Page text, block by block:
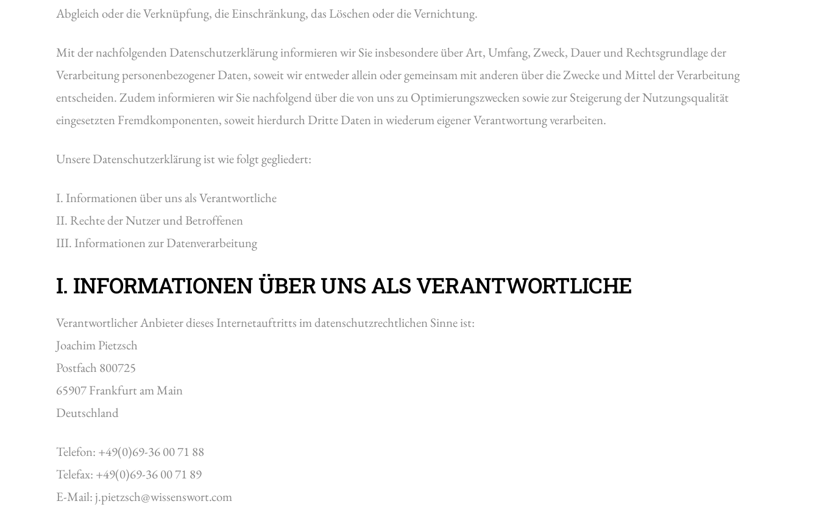
Abgleich oder die Verknüpfung, die Einschränkung, das Löschen oder die Vernichtung.
Mit der nachfolgenden Datenschutzerklärung informieren wir Sie insbesondere über Art, Umfang, Zweck, Dauer und Rechtsgrundlage der
Verarbeitung personenbezogener Daten, soweit wir entweder allein oder gemeinsam mit anderen über die Zwecke und Mittel der Verarbeitung
entscheiden. Zudem informieren wir Sie nachfolgend über die von uns zu Optimierungszwecken sowie zur Steigerung der Nutzungsqualität
eingesetzten Fremdkomponenten, soweit hierdurch Dritte Daten in wiederum eigener Verantwortung verarbeiten.
Unsere Datenschutzerklärung ist wie folgt gegliedert:
I. Informationen über uns als Verantwortliche
II. Rechte der Nutzer und Betroffenen
III. Informationen zur Datenverarbeitung
I. INFORMATIONEN ÜBER UNS ALS VERANTWORTLICHE
Verantwortlicher Anbieter dieses Internetauftritts im datenschutzrechtlichen Sinne ist:
Joachim Pietzsch
Postfach 800725
65907 Frankfurt am Main
Deutschland
Telefon: +49(0)69-36 00 71 88
Telefax: +49(0)69-36 00 71 89
E-Mail: j.pietzsch@wissenswort.com